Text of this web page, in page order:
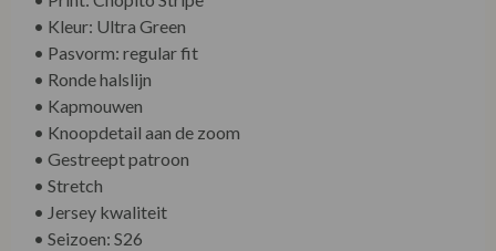
• Kleur: Ultra Green
• Pasvorm: regular fit
• Ronde halslijn
• Kapmouwen
• Knoopdetail aan de zoom
• Gestreept patroon
• Stretch
• Jersey kwaliteit
• Seizoen: S26